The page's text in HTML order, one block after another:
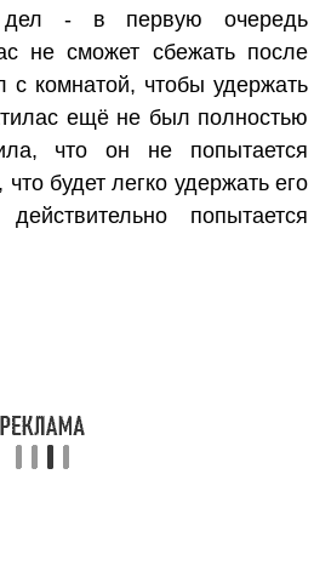
дел - в первую очередь
не сможет сбежать после
с комнатой, чтобы удержать
ещё не был полностью
что он не попытается
будет легко удержать его
попытается